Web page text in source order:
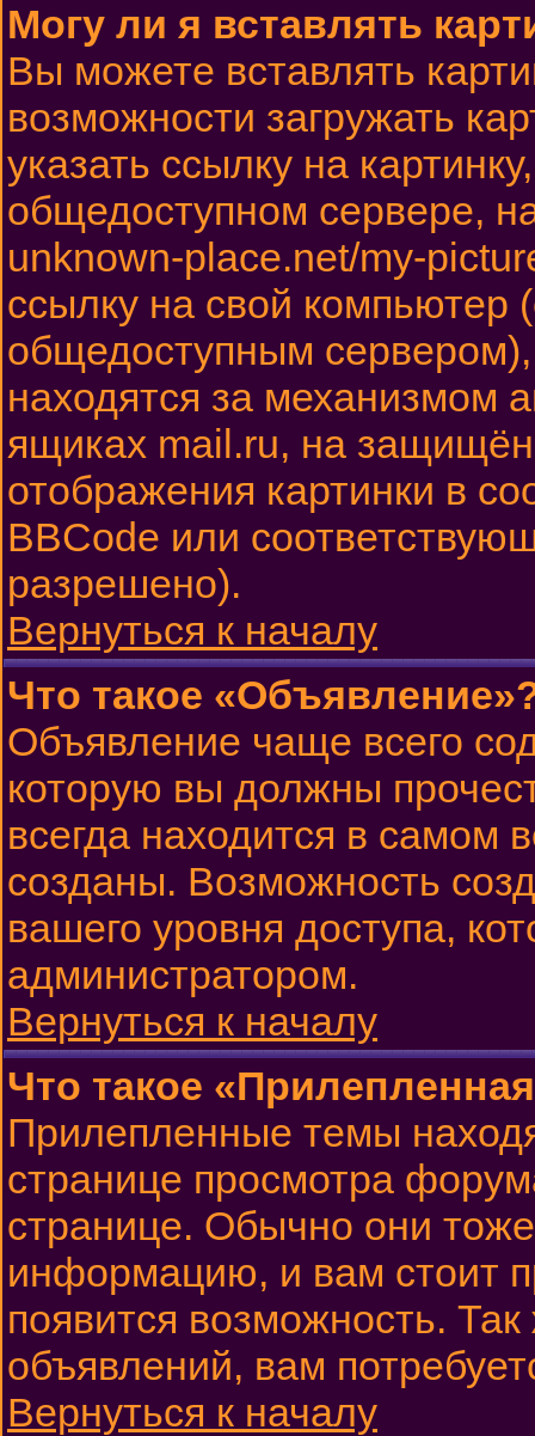
Могу ли я вставлять
Вы можете вставлять
возможности загружать
указать ссылку на
общедоступном сервере,
unknown-place.net/my-
ссылку на свой компьютер
общедоступным
находятся за механизмом
ящиках mail.ru, на
отображения картинки в
BBCode или
разрешено).
Вернуться к началу
Что такое
Объявление чаще всего
которую вы должны
всегда находится в самом
созданы. Возможность
вашего уровня доступа,
администратором.
Вернуться к началу
Что такое
Прилепленные темы
странице просмотра
странице. Обычно они
информацию, и вам стоит
появится возможность.
объявлений, вам
Вернуться к началу